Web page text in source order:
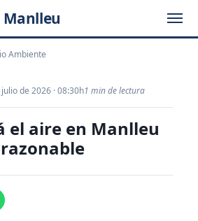
Manlleu
Ambiente
de 2026 · 08:30h1 min de lectura
el aire en Manlleu